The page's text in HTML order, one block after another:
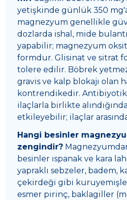
yetişkinde günlük 350
magnezyum genellikle
dozlarda ishal, mide
yapabilir; magnezyum oksit
formdur. Glisinat ve sitrat
tolere edilir. Böbrek
gravis ve kalp blokajı olan
kontrendikedir. Antibiyotik
ilaçlarla birlikte
etkileyebilir; ilaçlar
Hangi besinler
zengindir?
besinler ıspanak ve kara
yapraklı sebzeler, badem,
çekirdeği gibi
esmer pirinç, baklagiller